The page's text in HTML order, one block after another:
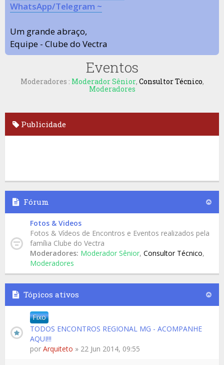
WhatsApp/Telegram ~
Um grande abraço,
Equipe - Clube do Vectra
Eventos
Moderadores : Moderador Sênior, Consultor Técnico,
Moderadores
Publicidade
Fórum
Fotos & Videos
Fotos & Vídeos de Encontros e Eventos realizados pela
família Clube do Vectra
Moderadores: Moderador Sênior, Consultor Técnico,
Moderadores
Tópicos ativos
Fixo
TODOS ENCONTROS REGIONAL MG - ACOMPANHE
AQUI!!!
por Arquiteto » 22 Jun 2014, 09:55